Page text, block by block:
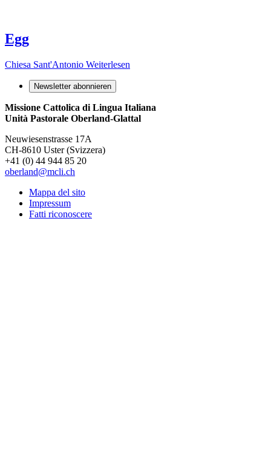
Egg
Chiesa Sant'Antonio Weiterlesen
Newsletter abonnieren
Missione Cattolica di Lingua Italiana
Unità Pastorale Oberland-Glattal
Neuwiesenstrasse 17A
CH-8610 Uster (Svizzera)
+41 (0) 44 944 85 20
oberland@mcli.ch
Mappa del sito
Impressum
Fatti riconoscere